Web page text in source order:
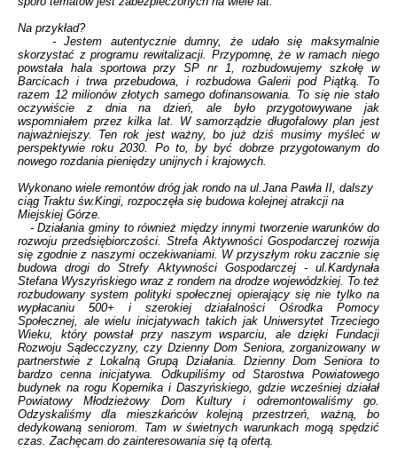
Na przykład?
- Jestem autentycznie dumny, że udało się maksymalnie
skorzystać z programu rewitalizacji. Przypomnę, że w ramach niego
powstała hala sportowa przy SP nr 1, rozbudowujemy szkołę w
Barcicach i trwa przebudowa, i rozbudowa Galerii pod Piątką. To
razem 12 milionów złotych samego dofinansowania. To się nie stało
oczywiście z dnia na dzień, ale było przygotowywane jak
wspomniałem przez kilka lat. W samorządzie długofalowy plan jest
najważniejszy. Ten rok jest ważny, bo już dziś musimy myśleć w
perspektywie roku 2030. Po to, by być dobrze przygotowanym do
nowego rozdania pieniędzy unijnych i krajowych.
Wykonano wiele remontów dróg jak rondo na ul.Jana Pawła II, dalszy
ciąg Traktu św.Kingi, rozpoczęła się budowa kolejnej atrakcji na
Miejskiej Górze.
- Działania gminy to również między innymi tworzenie warunków do
rozwoju przedsiębiorczości. Strefa Aktywności Gospodarczej rozwija
się zgodnie z naszymi oczekiwaniami. W przyszłym roku zacznie się
budowa drogi do Strefy Aktywności Gospodarczej - ul.Kardynała
Stefana Wyszyńskiego wraz z rondem na drodze wojewódzkiej. To też
rozbudowany system polityki społecznej opierający się nie tylko na
wypłacaniu 500+ i szerokiej działalności Ośrodka Pomocy
Społecznej, ale wielu inicjatywach takich jak Uniwersytet Trzeciego
Wieku, który powstał przy naszym wsparciu, ale dzięki Fundacji
Rozwoju Sądecczyzny, czy Dzienny Dom Seniora, zorganizowany w
partnerstwie z Lokalną Grupą Działania. Dzienny Dom Seniora to
bardzo cenna inicjatywa. Odkupiliśmy od Starostwa Powiatowego
budynek na rogu Kopernika i Daszyńskiego, gdzie wcześniej działał
Powiatowy Młodzieżowy Dom Kultury i odremontowaliśmy go.
Odzyskaliśmy dla mieszkańców kolejną przestrzeń, ważną, bo
dedykowaną seniorom. Tam w świetnych warunkach mogą spędzić
czas. Zachęcam do zainteresowania się tą ofertą.